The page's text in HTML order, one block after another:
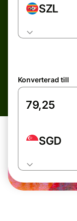
SZL
Konverterad till
SGD